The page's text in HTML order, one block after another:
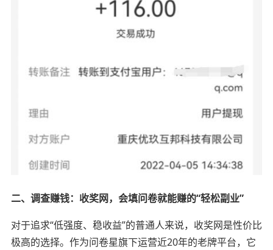
二、调查赚钱：收奖网，会填问卷就能赚的“轻松副业”
对于追求“低强度、稳收益”的普通人来说，收奖网是性价比
极高的选择。作为问卷星旗下运营近20年的老牌平台，它